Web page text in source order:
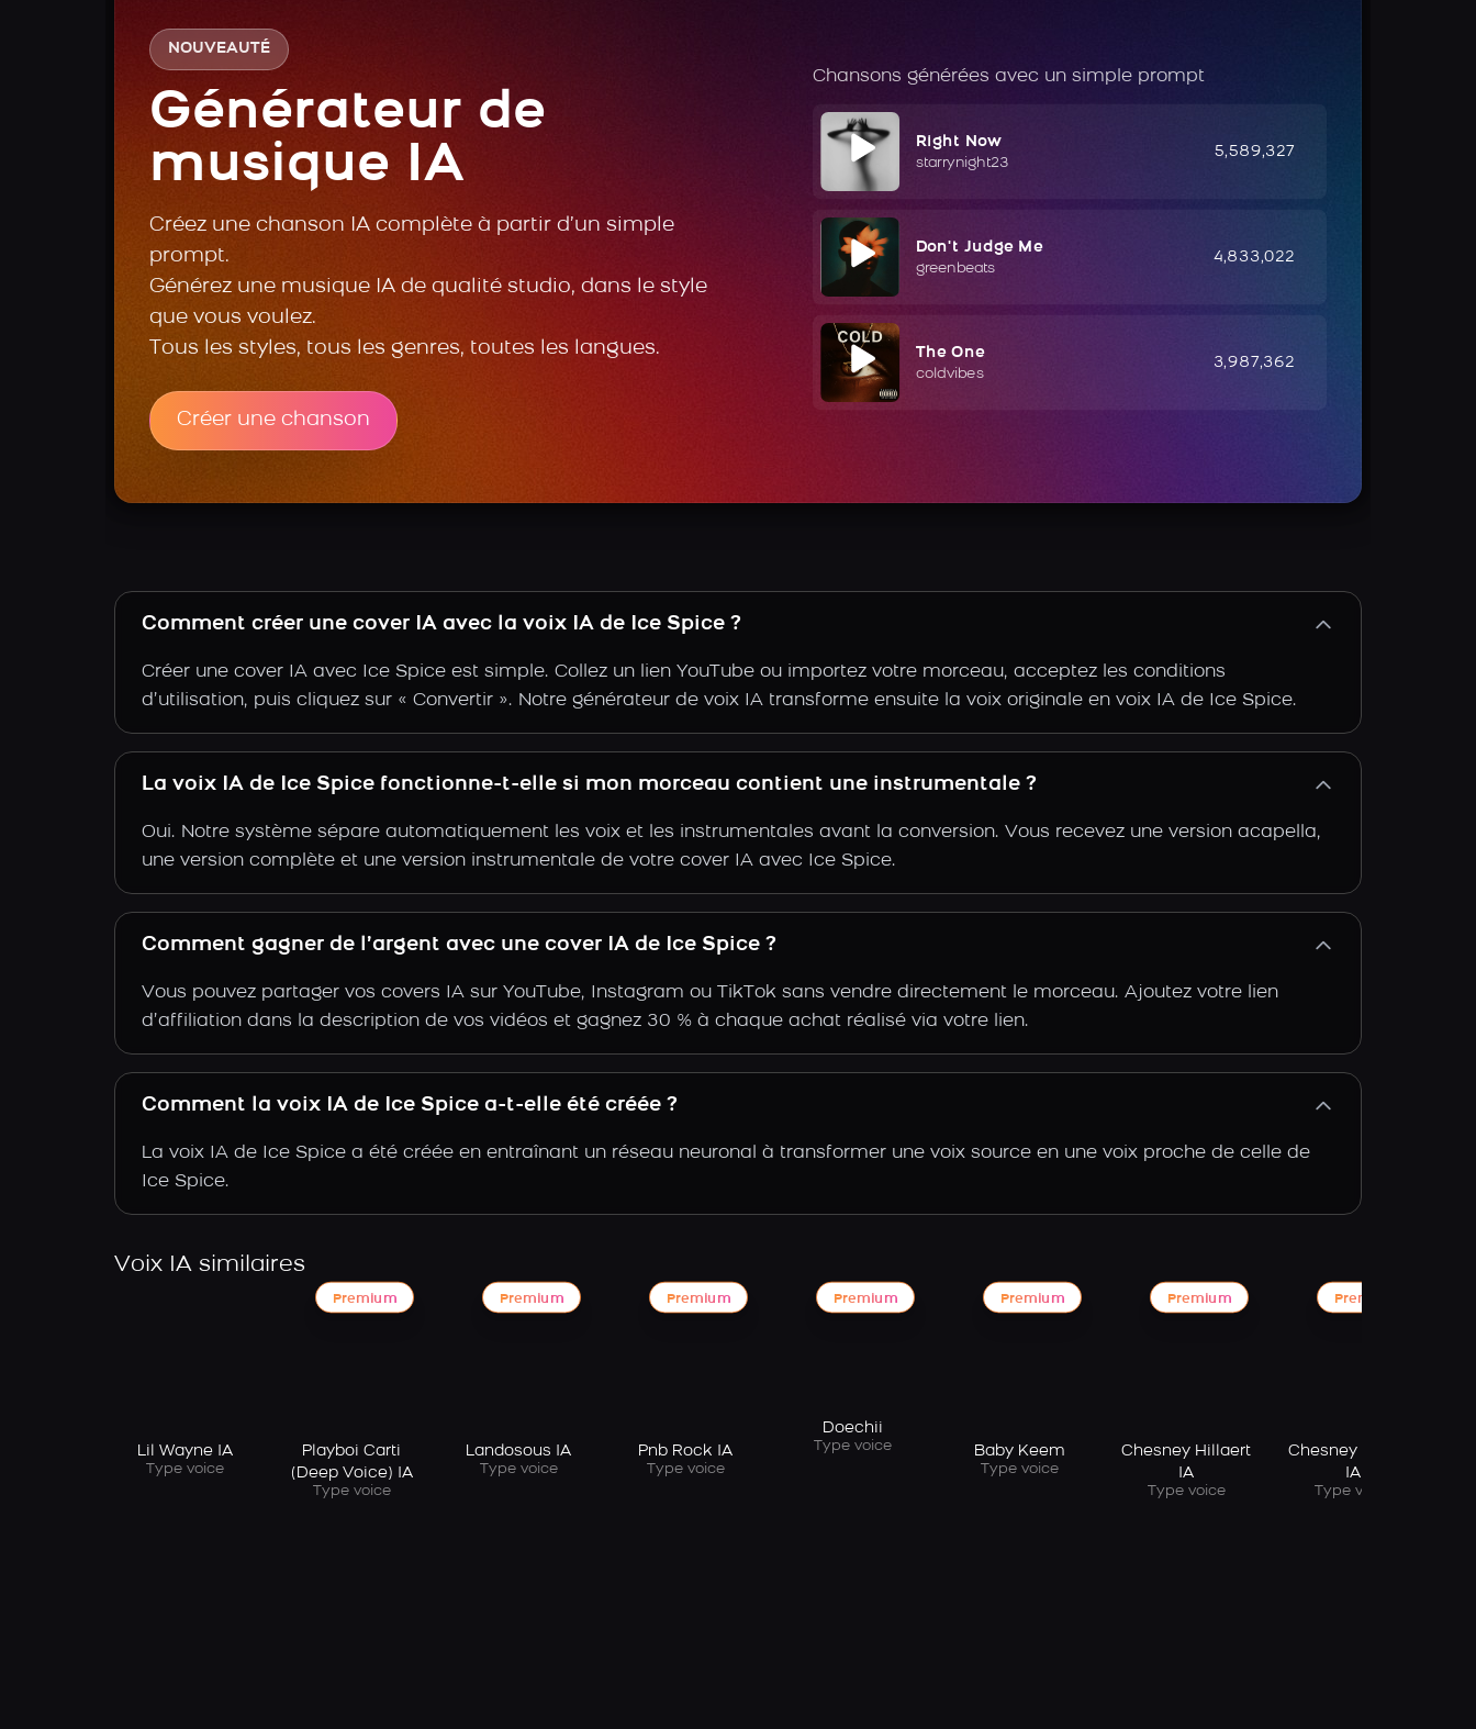
NOUVEAUTÉ
Générateur de
musique IA
Créez une chanson IA complète à partir d’un simple
prompt.
Générez une musique IA de qualité studio, dans le style
que vous voulez.
Tous les styles, tous les genres, toutes les langues.
Créer une chanson
Chansons générées avec un simple prompt
Right Now
starrynight23
5,589,327
Don't Judge Me
greenbeats
4,833,022
The One
coldvibes
3,987,362
Comment créer une cover IA avec la voix IA de Ice Spice ?
Créer une cover IA avec Ice Spice est simple. Collez un lien YouTube ou importez votre morceau, acceptez les conditions
d’utilisation, puis cliquez sur « Convertir ». Notre générateur de voix IA transforme ensuite la voix originale en voix IA de Ice Spice.
La voix IA de Ice Spice fonctionne-t-elle si mon morceau contient une instrumentale ?
Oui. Notre système sépare automatiquement les voix et les instrumentales avant la conversion. Vous recevez une version acapella,
une version complète et une version instrumentale de votre cover IA avec Ice Spice.
Comment gagner de l’argent avec une cover IA de Ice Spice ?
Vous pouvez partager vos covers IA sur YouTube, Instagram ou TikTok sans vendre directement le morceau. Ajoutez votre lien
d’affiliation dans la description de vos vidéos et gagnez 30 % à chaque achat réalisé via votre lien.
Comment la voix IA de Ice Spice a-t-elle été créée ?
La voix IA de Ice Spice a été créée en entraînant un réseau neuronal à transformer une voix source en une voix proche de celle de
Ice Spice.
Voix IA similaires
Lil Wayne IA
Type voice
Premium
Playboi Carti
(Deep Voice) IA
Type voice
Premium
Landosous IA
Type voice
Premium
Pnb Rock IA
Type voice
Premium
Doechii
Type voice
Premium
Baby Keem
Type voice
Premium
Chesney Hillaert
IA
Type voice
Premium
Chesney Hillaert
IA
Type voice